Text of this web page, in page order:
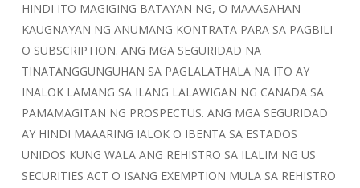
HINDI ITO MAGIGING BATAYAN NG, O MAAASAHAN
KAUGNAYAN NG ANUMANG KONTRATA PARA SA PAGBILI
O SUBSCRIPTION. ANG MGA SEGURIDAD NA
TINATANGGUNGUHAN SA PAGLALATHALA NA ITO AY
INALOK LAMANG SA ILANG LALAWIGAN NG CANADA SA
PAMAMAGITAN NG PROSPECTUS. ANG MGA SEGURIDAD
AY HINDI MAAARING IALOK O IBENTA SA ESTADOS
UNIDOS KUNG WALA ANG REHISTRO SA ILALIM NG US
SECURITIES ACT O ISANG EXEMPTION MULA SA REHISTRO